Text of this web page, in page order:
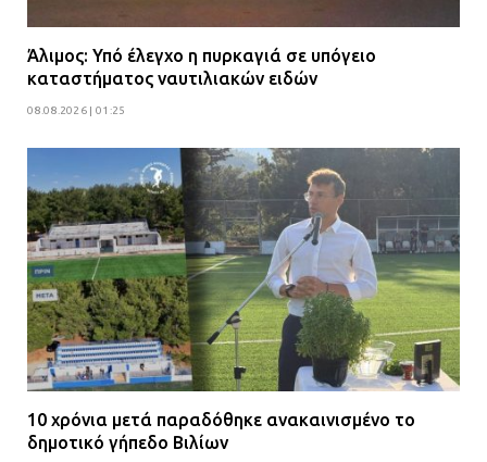
Άλιμος: Υπό έλεγχο η πυρκαγιά σε υπόγειο
καταστήματος ναυτιλιακών ειδών
08.08.2026 | 01:25
10 χρόνια μετά παραδόθηκε ανακαινισμένο το
δημοτικό γήπεδο Βιλίων